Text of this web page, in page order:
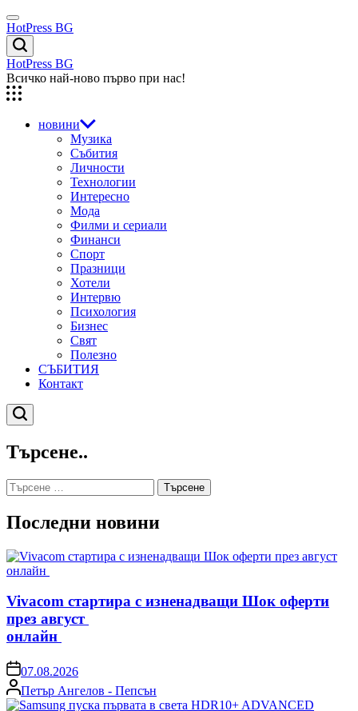
Skip
to
content
Menu
HotPress BG
Търсене
HotPress BG
Всичко най-ново първо при нас!
новини
Музика
Събития
Личности
Технологии
Интересно
Мода
Филми и сериали
Финанси
Спорт
Празници
Хотели
Интервю
Психология
Бизнес
Свят
Полезно
СЪБИТИЯ
Контакт
Търсене
Търсене..
Търсене
за:
Последни новини
Vivacom стартира с изненадващи Шок оферти
през август
онлайн
on07.08.2026
Posted
by
Петър Ангелов - Пепсън